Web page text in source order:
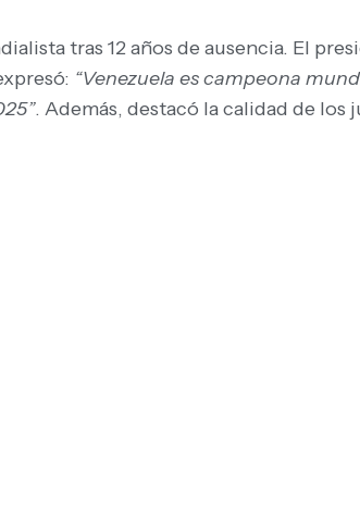
tras 12 años de ausencia. El
“Venezuela es campeona
. Además, destacó la calidad de los